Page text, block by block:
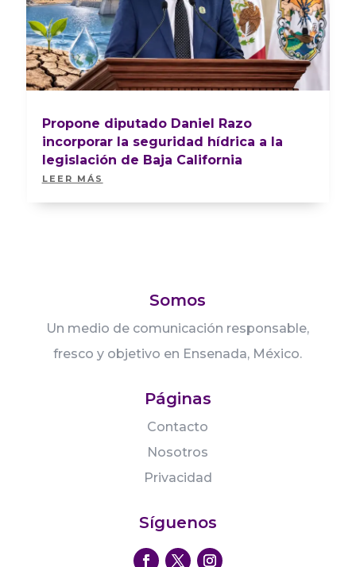
Propone diputado Daniel Razo
incorporar la seguridad hídrica a la
legislación de Baja California
LEER MÁS
Somos
Un medio de comunicación responsable,
fresco y objetivo en Ensenada, México.
Páginas
Contacto
Nosotros
Privacidad
Síguenos